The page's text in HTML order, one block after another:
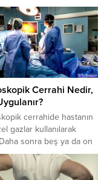
İnsülün hormonu bir
madde ve çok
Eksikliğinde birçok
meydana gelebilir. Hatta
bir tedavi
ölümler dahi
gelebilir. Bunun tam
insülin varlığında,
ise bu duruma
denir. Aslında...
Cerrahi Nedir,
cerrahide hastanın
gazlar kullanılarak
sonra beş ya da on
kesiler yapılır karın
Buradan yerleştirilen